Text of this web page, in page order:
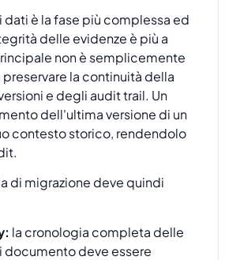
dati è la fase più complessa ed
delle evidenze è più a
non è semplicemente
la continuità della
e degli audit trail. Un
dell'ultima versione di un
contesto storico, rendendolo
di migrazione deve quindi
la cronologia completa delle
documento deve essere